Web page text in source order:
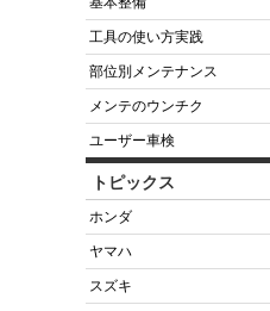
工具の使い方実践
部位別メンテナンス
メンテのウンチク
ユーザー車検
トピックス
ホンダ
ヤマハ
スズキ